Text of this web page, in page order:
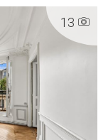
rue du Cherche-Midi
Sèvres - PARIS 6
Rennes - PARIS 6
Picquet - PARIS 7
- SUCCESSION -
13